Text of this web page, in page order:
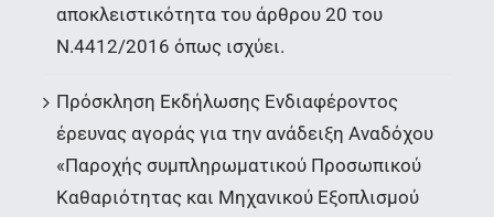
αποκλειστικότητα του άρθρου 20 του
Ν.4412/2016 όπως ισχύει.
Πρόσκληση Εκδήλωσης Ενδιαφέροντος
έρευνας αγοράς για την ανάδειξη Αναδόχου
«Παροχής συμπληρωματικού Προσωπικού
Καθαριότητας και Μηχανικού Εξοπλισμού